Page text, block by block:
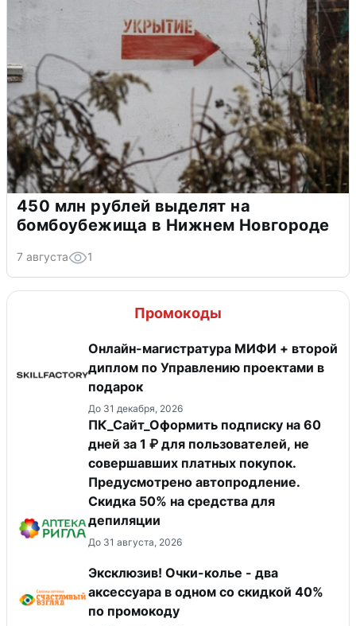
450 млн рублей выделят на
бомбоубежища в Нижнем Новгороде
7 августа 1
Промокоды
Онлайн-магистратура МИФИ + второй
диплом по Управлению проектами в
подарок
До 31 декабря, 2026
ПК_Сайт_Оформить подписку на 60
дней за 1 ₽ для пользователей, не
совершавших платных покупок.
Предусмотрено автопродление.
Скидка 50% на средства для
депиляции
До 31 августа, 2026
Эксклюзив! Очки-колье - два
аксессуара в одном со скидкой 40%
по промокоду